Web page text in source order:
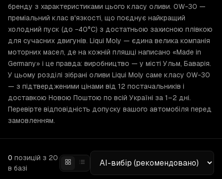
бренду з характеристиками цього класу оливи. 0W-30 —
преміальний клас в'язкості, що поєднує найкращий
холодний пуск (до −40°C) з достатньою захисною плівкою
для сучасних двигунів. Liqui Moly — єдина велика компанія
моторних масел, де на кожній пляшці написано «Made in
Germany» і це правда: виробництво — у місті Ульм, Баварія.
У цьому розділі зібрані оливи Liqui Moly саме класу 0W-30
— з підтвердженими цінами від 12 постачальників і
доставкою Новою Поштою по всій Україні за 1–2 дні.
Перевірте відповідність допуску вашого автомобіля перед
замовленням.
0 позицій з 20
в базі